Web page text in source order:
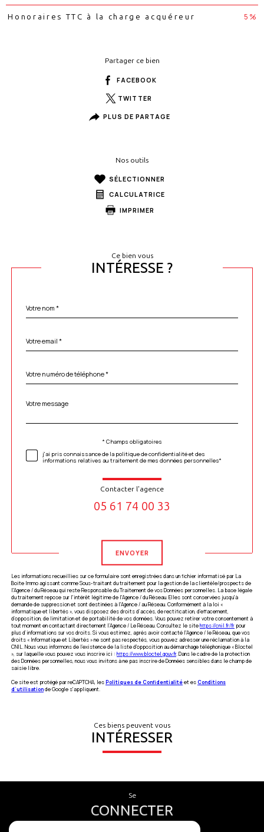
Honoraires TTC à la charge acquéreur 5 %
Partager ce bien
FACEBOOK
TWITTER
PLUS DE PARTAGE
Nos outils
SÉLECTIONNER
CALCULATRICE
IMPRIMER
Ce bien vous
INTÉRESSE ?
*
*
*
Fieldset
défaut
Message
*
* Champs obligatoires
j'ai pris connaissance de la politique de confidentialité et des
informations relatives au traitement de mes données personnelles*
Contacter l'agence
05 61 74 00 33
ENVOYER
Les informations recueillies sur ce formulaire sont enregistrées dans un fichier informatisé par La
Boite Immo agissant comme Sous-traitant du traitement pour la gestion de la clientèle/prospects de
l'Agence / du Réseau qui reste Responsable du Traitement de vos Données personnelles. La base légale
du traitement repose sur l'intérêt légitime de l'Agence / du Réseau. Elles sont conservées jusqu'à
demande de suppression et sont destinées à l'Agence / au Réseau. Conformément à la loi «
informatique et libertés », vous disposez des droits d’accès, de rectification, d’effacement,
d’opposition, de limitation et de portabilité de vos données. Vous pouvez retirer votre consentement à
tout moment en contactant directement l’Agence / Le Réseau. Consultez le sitehttps://cnil.fr/fr pour
plus d’informations sur vos droits. Si vous estimez, après avoir contacté l'Agence / le Réseau, que vos
droits « Informatique et Libertés » ne sont pas respectés, vous pouvez adresser une réclamation à la
CNIL. Nous vous informons de l’existence de la liste d'opposition au démarchage téléphonique « Bloctel
», sur laquelle vous pouvez vous inscrire ici : https://www.bloctel.gouv.fr. Dans le cadre de la protection
des Données personnelles, nous vous invitons à ne pas inscrire de Données sensibles dans le champ de
saisie libre.
Ce site est protégé par reCAPTCHA, lesPolitiques de Confidentialitéet esConditions
d'utilisationde Google s'appliquent.
Ces biens peuvent vous
INTÉRESSER
se
CONNECTER